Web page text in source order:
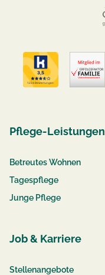
Pflege-Leistungen
Betreutes Wohnen
Tagespflege
Junge Pflege
Job & Karriere
Stellenangebote